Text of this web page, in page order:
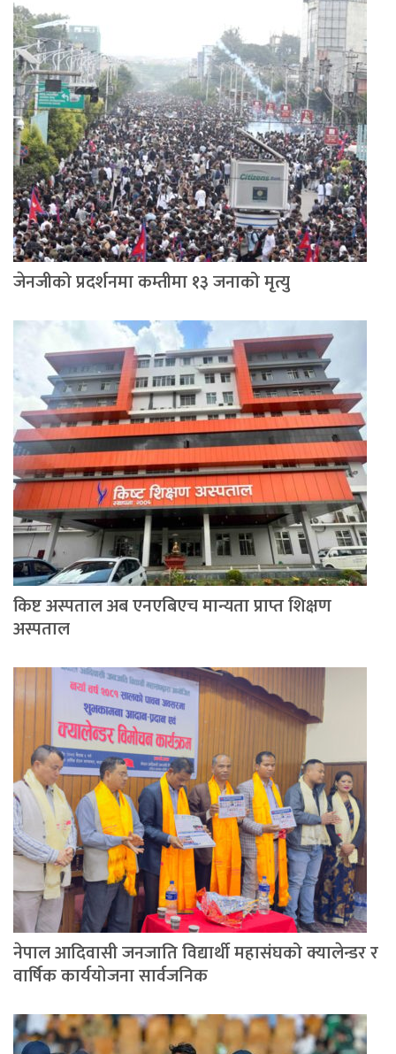
जेनजीको प्रदर्शनमा कम्तीमा १३ जनाको मृत्यु
किष्ट अस्पताल अब एनएबिएच मान्यता प्राप्त शिक्षण
अस्पताल
नेपाल आदिवासी जनजाति विद्यार्थी महासंघको क्यालेन्डर र
वार्षिक कार्ययोजना सार्वजनिक